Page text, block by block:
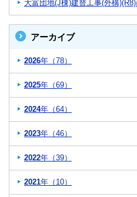
大富団地(J棟)建替工事(外構
アーカイブ
2026年（78）
2025年（69）
2024年（64）
2023年（46）
2022年（39）
2021年（10）